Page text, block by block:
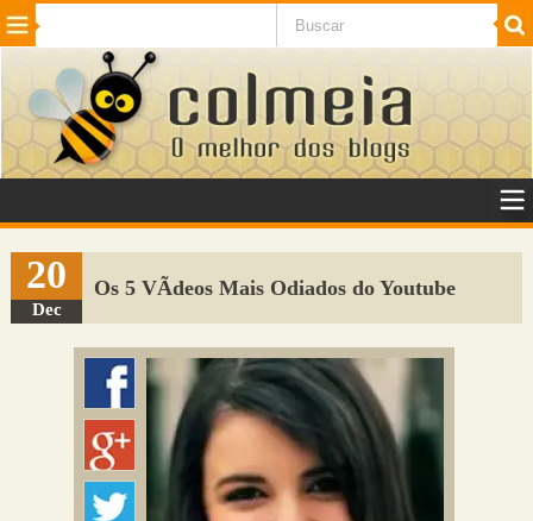
Beleza Cinema e TV
Internet Jogos NotÃ­cias SaÃºde
VeÃ­culos Adulto
Sugerir Link
Adicionar Blog
Colmeia Exchange
20
Dec
Os 5 VÃ­deos Mais Odiados do Youtube